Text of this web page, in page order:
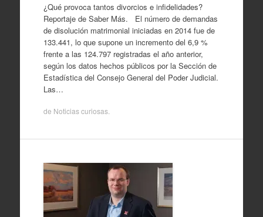
¿Qué provoca tantos divorcios e infidelidades?
Reportaje de Saber Más. El número de demandas
de disolución matrimonial iniciadas en 2014 fue de
133.441, lo que supone un incremento del 6,9 %
frente a las 124.797 registradas el año anterior,
según los datos hechos públicos por la Sección de
Estadística del Consejo General del Poder Judicial.
Las…
de Noticias curiosas.